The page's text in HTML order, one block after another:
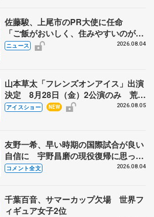
佐藤駿、上尾市のPR大使に任命
「ご飯がおいしく、住みやすいのが魅
力」
ニュース 2026.08.04
山本草太「フレンズオンアイス」出演
決定 8月28日（金）2公演のみ 荒川
静香さんプロデュース、20周年のアイ
アイスショー NEW 2026.08.05
友野一希、早い時期の国際試合が良い
自信に 宇野昌磨の現役復帰に思って
いること 【アジアンオープントロフ
コメント全文 2026.08.04
千葉百音、サマーカップ欠場 世界フ
ィギュア女子2位